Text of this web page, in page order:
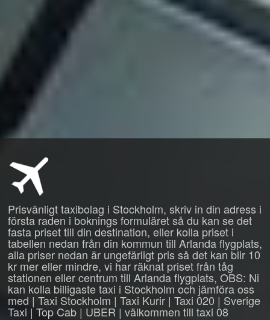
Prisvänligt taxibolag i Stockholm, skriv in din adress i
första raden i boknings formuläret så du kan se det
fasta priset till din destination, eller kolla priset i
tabellen nedan från din kommun till Arlanda flygplats,
alla priser nedan är ungefärligt pris så det kan blir 10
kr mer eller mindre, vi har räknat priset från tåg
stationen eller centrum till Arlanda flygplats, OBS: Ni
kan kolla billigaste taxi i Stockholm och jämföra oss
med | Taxi Stockholm | Taxi Kurir | Taxi 020 | Sverige
Taxi | Top Cab | UBER | välkommen till taxi 08